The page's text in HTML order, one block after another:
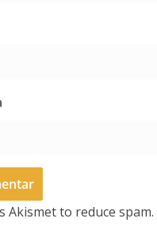
Akismet to reduce spam.